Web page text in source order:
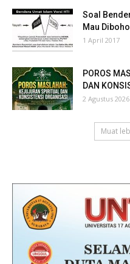
Soal
Mau
1 April 2017
POROS
DAN
2 Agustus 2026
Muat